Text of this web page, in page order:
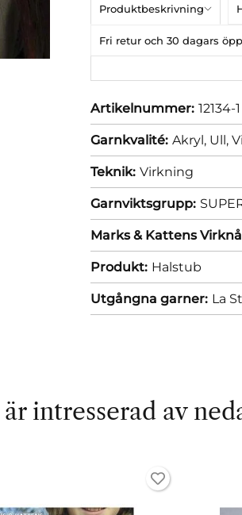
Produktbeskrivning
Fri retur och 30 dagars
Artikelnummer: 12134-1
Garnkvalité: Akryl, Ull,
Teknik: Virkning
Garnviktsgrupp:
Marks & Kattens
Produkt: Halstub
Utgångna garner: La
intresserad av